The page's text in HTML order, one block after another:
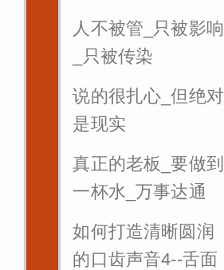
人不被管_只被影响
_只被传染
说的很扎心_但绝对
是现实
真正的老板_要做到
一杯水_万事达通
如何打造清晰圆润
的口齿声音4--舌面